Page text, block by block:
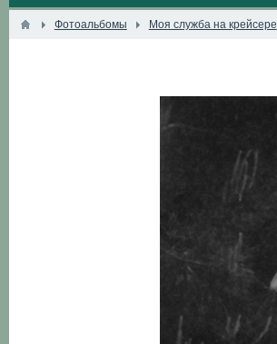
Фотоальбомы Моя служба на крейсере